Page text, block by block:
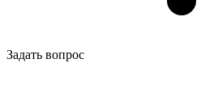
Задать вопрос